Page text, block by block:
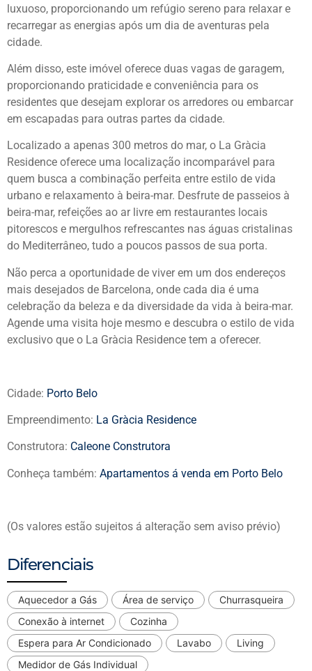
luxuoso, proporcionando um refúgio sereno para relaxar e
recarregar as energias após um dia de aventuras pela
cidade.
Além disso, este imóvel oferece duas vagas de garagem,
proporcionando praticidade e conveniência para os
residentes que desejam explorar os arredores ou embarcar
em escapadas para outras partes da cidade.
Localizado a apenas 300 metros do mar, o La Gràcia
Residence oferece uma localização incomparável para
quem busca a combinação perfeita entre estilo de vida
urbano e relaxamento à beira-mar. Desfrute de passeios à
beira-mar, refeições ao ar livre em restaurantes locais
pitorescos e mergulhos refrescantes nas águas cristalinas
do Mediterrâneo, tudo a poucos passos de sua porta.
Não perca a oportunidade de viver em um dos endereços
mais desejados de Barcelona, onde cada dia é uma
celebração da beleza e da diversidade da vida à beira-mar.
Agende uma visita hoje mesmo e descubra o estilo de vida
exclusivo que o La Gràcia Residence tem a oferecer.
Cidade: Porto Belo
Empreendimento: La Gràcia Residence
Construtora: Caleone Construtora
Conheça também: Apartamentos á venda em Porto Belo
(Os valores estão sujeitos á alteração sem aviso prévio)
Diferenciais
Aquecedor a Gás Área de serviço
Churrasqueira
Conexão à internet
Cozinha
Espera para Ar Condicionado
Lavabo
Living
Medidor de Gás Individual